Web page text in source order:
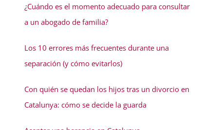
¿Cuándo es el momento adecuado para consultar
a un abogado de familia?
Los 10 errores más frecuentes durante una
separación (y cómo evitarlos)
Con quién se quedan los hijos tras un divorcio en
Catalunya: cómo se decide la guarda